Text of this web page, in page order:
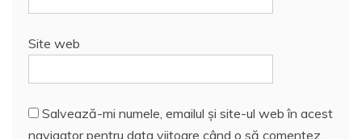
Site web
Salvează-mi numele, emailul și site-ul web în acest
navigator pentru data viitoare când o să comentez.